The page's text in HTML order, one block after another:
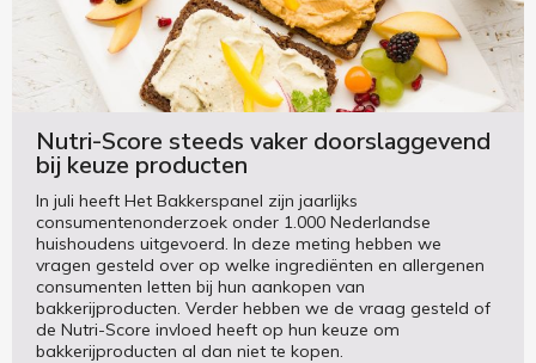
Nutri-Score steeds vaker doorslaggevend
bij keuze producten
In juli heeft Het Bakkerspanel zijn jaarlijks
consumentenonderzoek onder 1.000 Nederlandse
huishoudens uitgevoerd. In deze meting hebben we
vragen gesteld over op welke ingrediënten en allergenen
consumenten letten bij hun aankopen van
bakkerijproducten. Verder hebben we de vraag gesteld of
de Nutri-Score invloed heeft op hun keuze om
bakkerijproducten al dan niet te kopen.